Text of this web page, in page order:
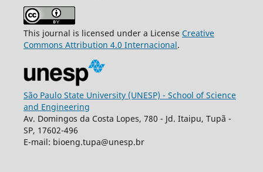
This journal is licensed under a License Creative
Commons Attribution 4.0 Internacional.
São Paulo State University (UNESP) - School of Science
and Engineering
Av. Domingos da Costa Lopes, 780 - Jd. Itaipu, Tupã -
SP, 17602-496
E-mail: bioeng.tupa@unesp.br